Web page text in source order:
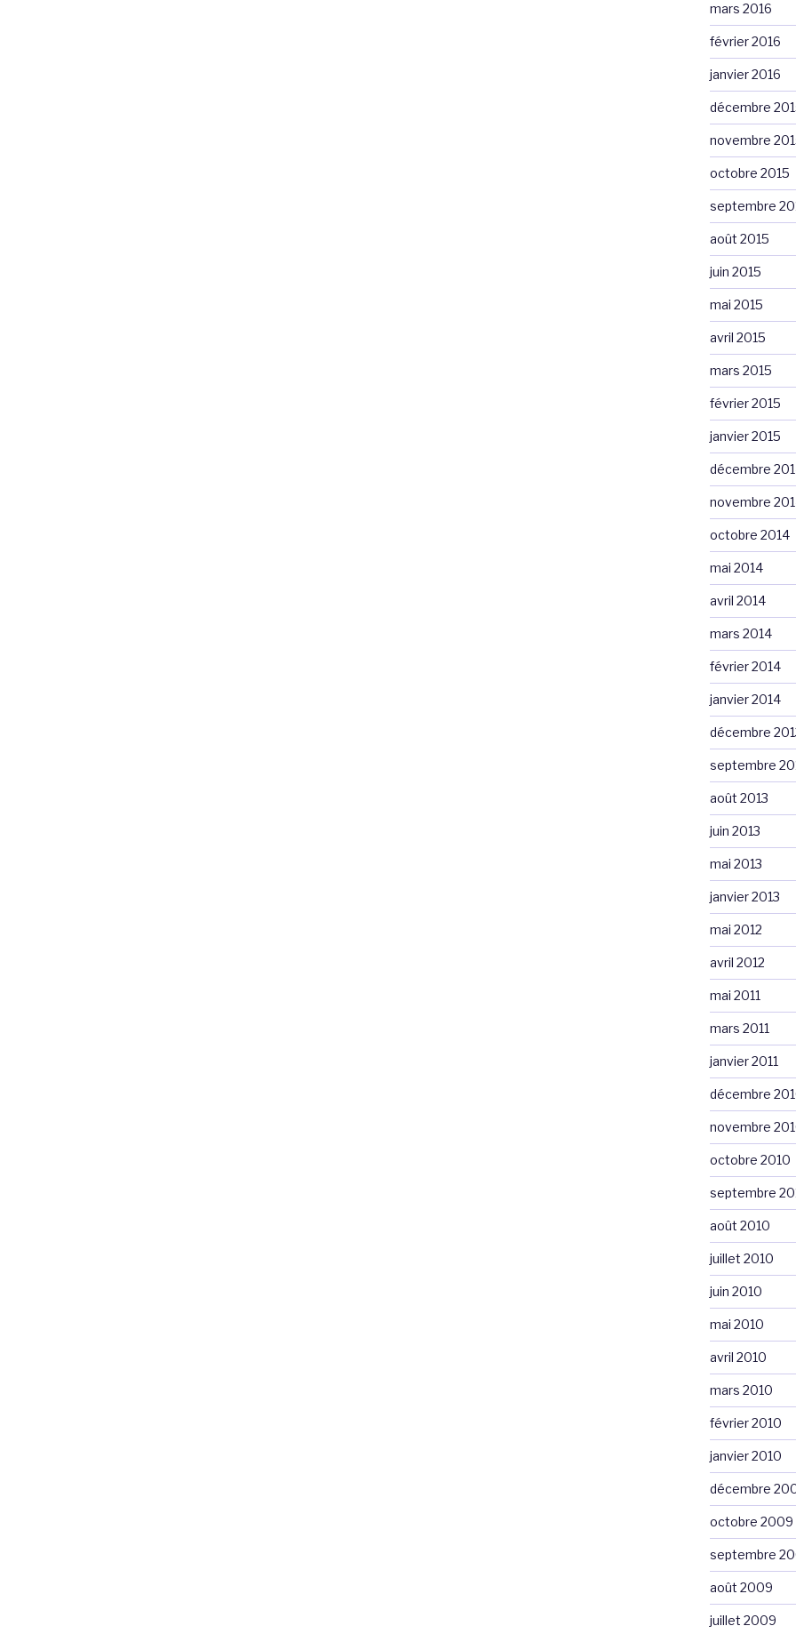
mars 2016
février 2016
janvier 2016
décembre
novembre
octobre 2015
septembre
août 2015
juin 2015
mai 2015
avril 2015
mars 2015
février 2015
janvier 2015
décembre
novembre
octobre 2014
mai 2014
avril 2014
mars 2014
février 2014
janvier 2014
décembre
septembre
août 2013
juin 2013
mai 2013
janvier 2013
mai 2012
avril 2012
mai 2011
mars 2011
janvier 2011
décembre
novembre
octobre 2010
septembre
août 2010
juillet 2010
juin 2010
mai 2010
avril 2010
mars 2010
février 2010
janvier 2010
décembre
octobre 2009
septembre
août 2009
juillet 2009